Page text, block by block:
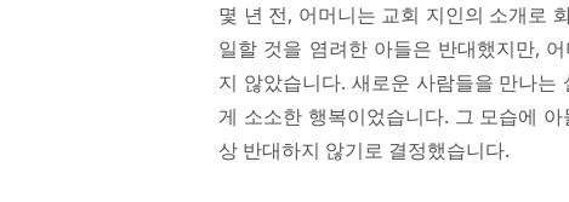
몇 년 전, 어머니는 교회 지인의 소개로
일할 것을 염려한 아들은 반대했지만,
지 않았습니다. 새로운 사람들을 만나
게 소소한 행복이었습니다. 그 모습에
상 반대하지 않기로 결정했습니다.